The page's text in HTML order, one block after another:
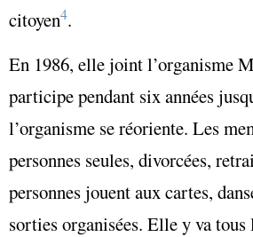
citoyen4.
En 1986, elle joint l’organisme
participe pendant six années
l’organisme se réoriente. Les
personnes seules, divorcées,
personnes jouent aux cartes,
sorties organisées. Elle y va tous